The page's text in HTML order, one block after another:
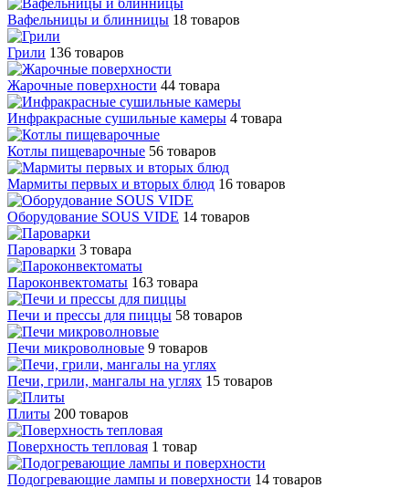
Вафельницы и блинницы 18 товаров
Грили 136 товаров
Жарочные поверхности 44 товара
Инфракрасные сушильные камеры 4 товара
Котлы пищеварочные 56 товаров
Мармиты первых и вторых блюд 16 товаров
Оборудование SOUS VIDE 14 товаров
Пароварки 3 товара
Пароконвектоматы 163 товара
Печи и прессы для пиццы 58 товаров
Печи микроволновые 9 товаров
Печи, грили, мангалы на углях 15 товаров
Плиты 200 товаров
Поверхность тепловая 1 товар
Подогревающие лампы и поверхности 14 товаров